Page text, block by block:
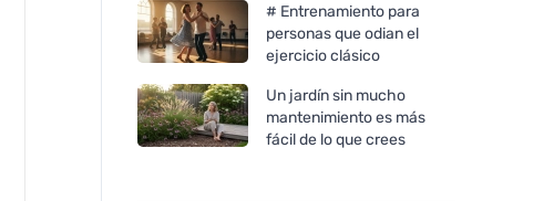
Chimpanzee Barrita
energética - Anacardo
# Entrenamiento para
personas que odian el
ejercicio clásico
Un jardín sin mucho
mantenimiento es más
fácil de lo que crees